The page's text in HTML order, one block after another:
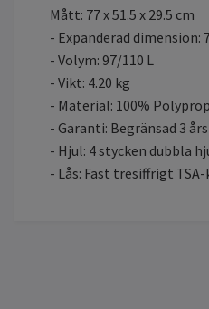
Mått: 77 x 51.5 x 29.5 cm
- Expanderad dimension:
- Volym: 97/110 L
- Vikt: 4.20 kg
- Material: 100%
- Garanti: Begränsad 3
- Hjul: 4 stycken dubbla
- Lås: Fast tresiffrigt